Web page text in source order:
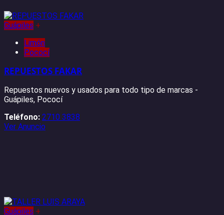
Guápiles +
Limón
Pococí
REPUESTOS FAKAR
Repuestos nuevos y usados ​​para todo tipo de marcas -
Guápiles, Pococí
Teléfono: 2710 3838
Ver Anuncio
Guápiles +